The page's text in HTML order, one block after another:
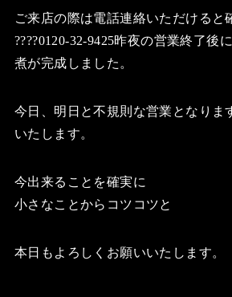
ご来店の際は電話連絡いただけると
????0120-32-9425昨夜の営業終了後
煮が完成しました。
今日、明日と不規則な営業となりま
いたします。
今出来ることを確実に
小さなことからコツコツと
本日もよろしくお願いいたします。